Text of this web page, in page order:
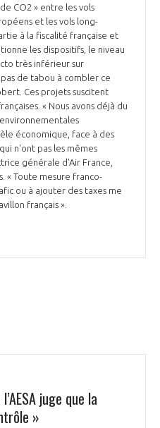
CO2 » entre les vols
et les vols long-
à la fiscalité française et
les dispositifs, le niveau
très inférieur sur
de tabou à combler ce
Ces projets suscitent
« Nous avons déjà du
économique, face à des
n'ont pas les mêmes
générale d'Air France,
« Toute mesure franco-
ou à ajouter des taxes me
français ».
juge que la
»